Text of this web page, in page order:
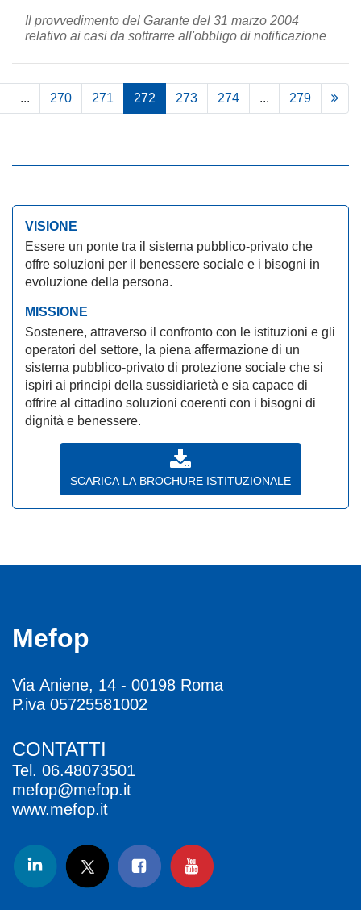
Il provvedimento del Garante del 31 marzo 2004
relativo ai casi da sottrarre all'obbligo di notificazione
... 270 271 272 273 274 ... 279
VISIONE
Essere un ponte tra il sistema pubblico-privato che
offre soluzioni per il benessere sociale e i bisogni in
evoluzione della persona.
MISSIONE
Sostenere, attraverso il confronto con le istituzioni e gli
operatori del settore, la piena affermazione di un
sistema pubblico-privato di protezione sociale che si
ispiri ai principi della sussidiarietà e sia capace di
offrire al cittadino soluzioni coerenti con i bisogni di
dignità e benessere.
SCARICA LA BROCHURE ISTITUZIONALE
Mefop
Via Aniene, 14 - 00198 Roma
P.iva 05725581002
CONTATTI
Tel. 06.48073501
mefop@mefop.it
www.mefop.it